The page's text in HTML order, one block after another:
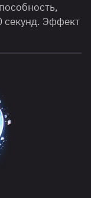
секунд. Эффект